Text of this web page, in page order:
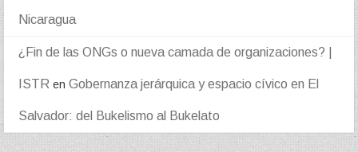
Nicaragua
¿Fin de las ONGs o nueva camada de organizaciones? |
ISTR en Gobernanza jerárquica y espacio cívico en El
Salvador: del Bukelismo al Bukelato